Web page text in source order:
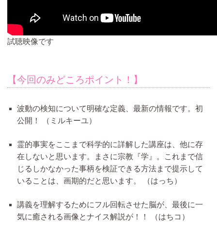
試聴映像です
【今回のみどころポイント！】
波動の検知について明確な定義、最新の情報です。初
公開！
（ミルキーユ）
霊的事実をここまで科学的に詳解した講座は、他に存
在しないと思います。まさに宗教『学』。これまで信
じるしかなかった事柄を検証できる方法まで提示して
いることは、画期的だと思います。
（はっち）
講義を理解するためにフル回転させた脳が、最後に一
気に癒される画像とナイス解説が！！
（はちコ）